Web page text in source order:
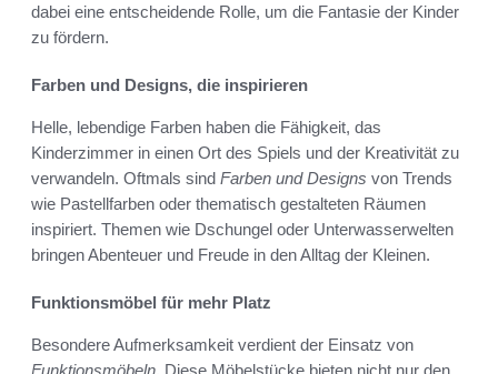
dabei eine entscheidende Rolle, um die Fantasie der Kinder
zu fördern.
Farben und Designs, die inspirieren
Helle, lebendige Farben haben die Fähigkeit, das
Kinderzimmer in einen Ort des Spiels und der Kreativität zu
verwandeln. Oftmals sind Farben und Designs von Trends
wie Pastellfarben oder thematisch gestalteten Räumen
inspiriert. Themen wie Dschungel oder Unterwasserwelten
bringen Abenteuer und Freude in den Alltag der Kleinen.
Funktionsmöbel für mehr Platz
Besondere Aufmerksamkeit verdient der Einsatz von
Funktionsmöbeln. Diese Möbelstücke bieten nicht nur den